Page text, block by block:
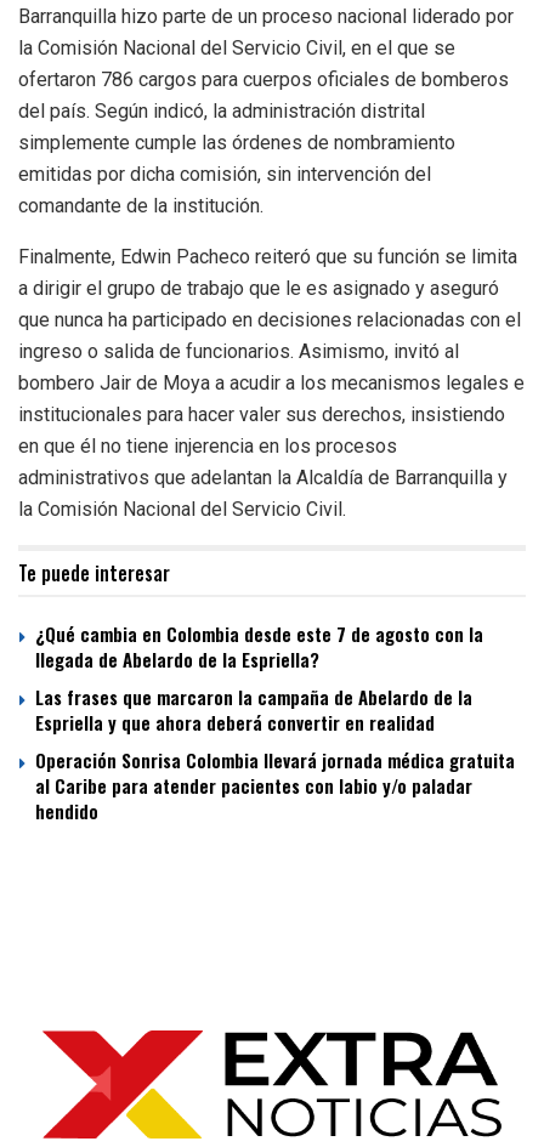
Barranquilla hizo parte de un proceso nacional liderado por
la Comisión Nacional del Servicio Civil, en el que se
ofertaron 786 cargos para cuerpos oficiales de bomberos
del país. Según indicó, la administración distrital
simplemente cumple las órdenes de nombramiento
emitidas por dicha comisión, sin intervención del
comandante de la institución.
Finalmente, Edwin Pacheco reiteró que su función se limita
a dirigir el grupo de trabajo que le es asignado y aseguró
que nunca ha participado en decisiones relacionadas con el
ingreso o salida de funcionarios. Asimismo, invitó al
bombero Jair de Moya a acudir a los mecanismos legales e
institucionales para hacer valer sus derechos, insistiendo
en que él no tiene injerencia en los procesos
administrativos que adelantan la Alcaldía de Barranquilla y
la Comisión Nacional del Servicio Civil.
Te puede interesar
¿Qué cambia en Colombia desde este 7 de agosto con la
llegada de Abelardo de la Espriella?
Las frases que marcaron la campaña de Abelardo de la
Espriella y que ahora deberá convertir en realidad
Operación Sonrisa Colombia llevará jornada médica gratuita
al Caribe para atender pacientes con labio y/o paladar
hendido